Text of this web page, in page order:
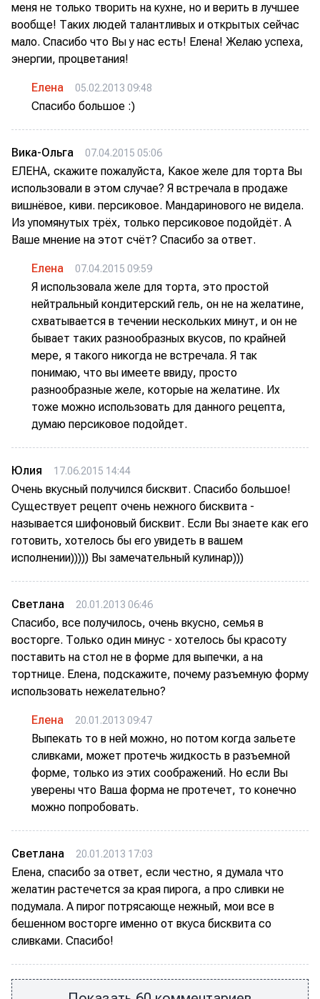
меня не только творить на кухне, но и верить в лучшее
вообще! Таких людей талантливых и открытых сейчас
мало. Спасибо что Вы у нас есть! Елена! Желаю успеха,
энергии, процветания!
Елена 05.02.2013 09:48
Спасибо большое :)
Вика-Ольга 07.04.2015 05:06
ЕЛЕНА, скажите пожалуйста, Какое желе для торта Вы
использовали в этом случае? Я встречала в продаже
вишнёвое, киви. персиковое. Мандаринового не видела.
Из упомянутых трёх, только персиковое подойдёт. А
Ваше мнение на этот счёт? Спасибо за ответ.
Елена 07.04.2015 09:59
Я использовала желе для торта, это простой
нейтральный кондитерский гель, он не на желатине,
схватывается в течении нескольких минут, и он не
бывает таких разнообразных вкусов, по крайней
мере, я такого никогда не встречала. Я так
понимаю, что вы имеете ввиду, просто
разнообразные желе, которые на желатине. Их
тоже можно использовать для данного рецепта,
думаю персиковое подойдет.
Юлия 17.06.2015 14:44
Очень вкусный получился бисквит. Спасибо большое!
Существует рецепт очень нежного бисквита -
называется шифоновый бисквит. Если Вы знаете как его
готовить, хотелось бы его увидеть в вашем
исполнении))))) Вы замечательный кулинар)))
Светлана 20.01.2013 06:46
Спасибо, все получилось, очень вкусно, семья в
восторге. Только один минус - хотелось бы красоту
поставить на стол не в форме для выпечки, а на
тортнице. Елена, подскажите, почему разъемную форму
использовать нежелательно?
Елена 20.01.2013 09:47
Выпекать то в ней можно, но потом когда зальете
сливками, может протечь жидкость в разъемной
форме, только из этих соображений. Но если Вы
уверены что Ваша форма не протечет, то конечно
можно попробовать.
Светлана 20.01.2013 17:03
Елена, спасибо за ответ, если честно, я думала что
желатин растечется за края пирога, а про сливки не
подумала. А пирог потрясающе нежный, мои все в
бешенном восторге именно от вкуса бисквита со
сливками. Спасибо!